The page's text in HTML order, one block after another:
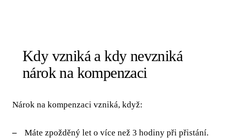
Kdy vzniká a kdy nevzniká
nárok na kompenzaci
Nárok na kompenzaci vzniká, když:
Máte zpožděný let o více než 3 hodiny při přistání.